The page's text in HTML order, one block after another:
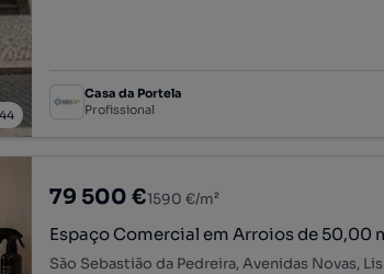
44
Casa da Portela
Profissional
79 500 €1590 €/m²
Espaço Comercial em Arroios de 50,00
São Sebastião da Pedreira, Avenidas Novas,